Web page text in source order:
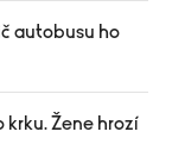
autobusu ho
krku. Žene hrozí